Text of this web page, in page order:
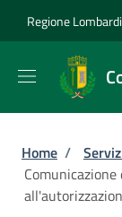
Regione
Briciole
Home /